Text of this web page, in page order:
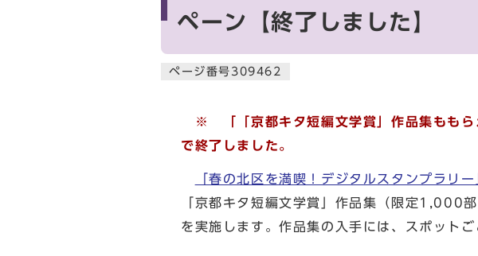
ペーン【終了しました】
ページ番号309462
※ 「「京都キタ短編文学賞」作品集ももら
で終了しました。
「春の北区を満喫！デジタルスタンプラリー
「京都キタ短編文学賞」作品集（限定1,000
を実施します。作品集の入手には、スポット